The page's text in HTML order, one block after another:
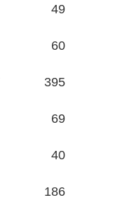
49
60
395
69
40
186